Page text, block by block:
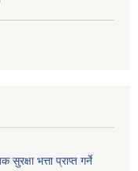
भत्ता प्राप्त गर्ने